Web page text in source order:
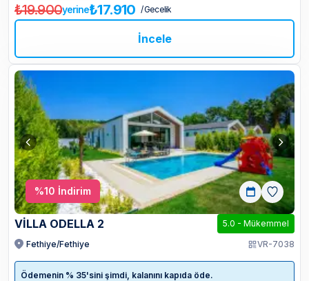
₺19.900yerine₺17.910 / Gecelik
İncele
%10 İndirim
VİLLA ODELLA 2 5.0 - Mükemmel
Fethiye/Fethiye
VR-7038
Ödemenin % 35'sini şimdi, kalanını kapıda öde.